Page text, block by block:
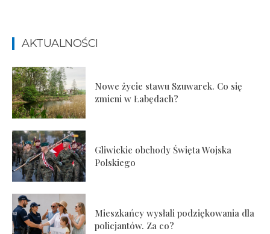
AKTUALNOŚCI
Nowe życie stawu Szuwarek. Co się
zmieni w Łabędach?
Gliwickie obchody Święta Wojska
Polskiego
Mieszkańcy wysłali podziękowania dla
policjantów. Za co?